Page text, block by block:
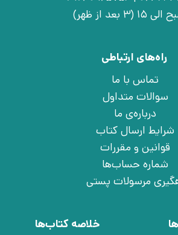
راه‌های ارتباطی
تماس با ما
سوالات متداول
درباره‌ی ما
شرایط ارسال کتاب
قوانین و مقررات
شماره حساب‌ها
مرسولات پستی
خلاصه کتاب‌ها